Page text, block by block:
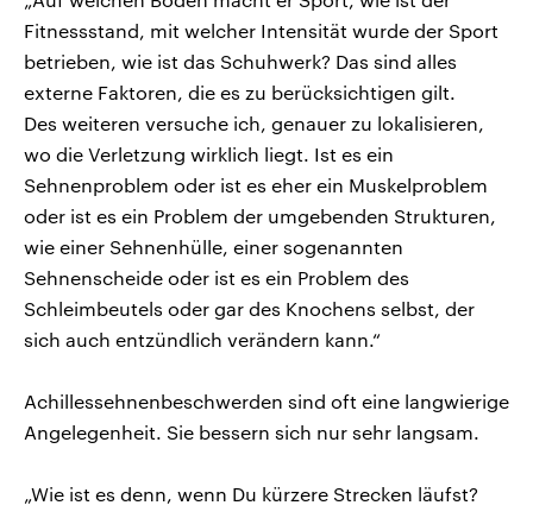
Fitnessstand, mit welcher Intensität wurde der Sport
betrieben, wie ist das Schuhwerk? Das sind alles
externe Faktoren, die es zu berücksichtigen gilt.
Des weiteren versuche ich, genauer zu lokalisieren,
wo die Verletzung wirklich liegt. Ist es ein
Sehnenproblem oder ist es eher ein Muskelproblem
oder ist es ein Problem der umgebenden Strukturen,
wie einer Sehnenhülle, einer sogenannten
Sehnenscheide oder ist es ein Problem des
Schleimbeutels oder gar des Knochens selbst, der
sich auch entzündlich verändern kann.“
Achillessehnenbeschwerden sind oft eine langwierige
Angelegenheit. Sie bessern sich nur sehr langsam.
„Wie ist es denn, wenn Du kürzere Strecken läufst?